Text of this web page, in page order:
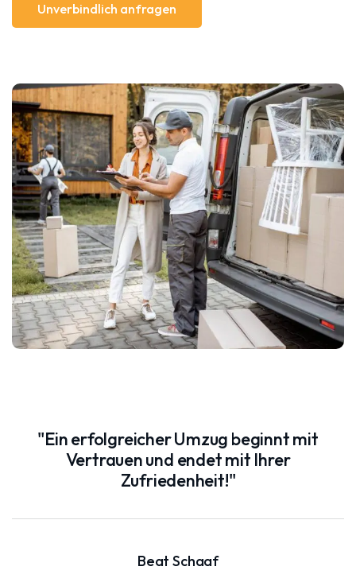
"Ein erfolgreicher Umzug beginnt mit
Vertrauen und endet mit Ihrer
Zufriedenheit!"
Beat Schaaf
Unverbindlich anfragen